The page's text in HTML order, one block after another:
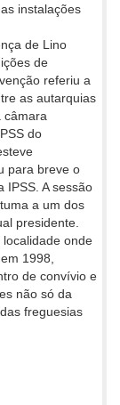
instalações
de Lino
de
referiu a
as autarquias
câmara
do
para breve o
IPSS. A sessão
a um dos
presidente.
onde
1998,
de convívio e
não só da
freguesias